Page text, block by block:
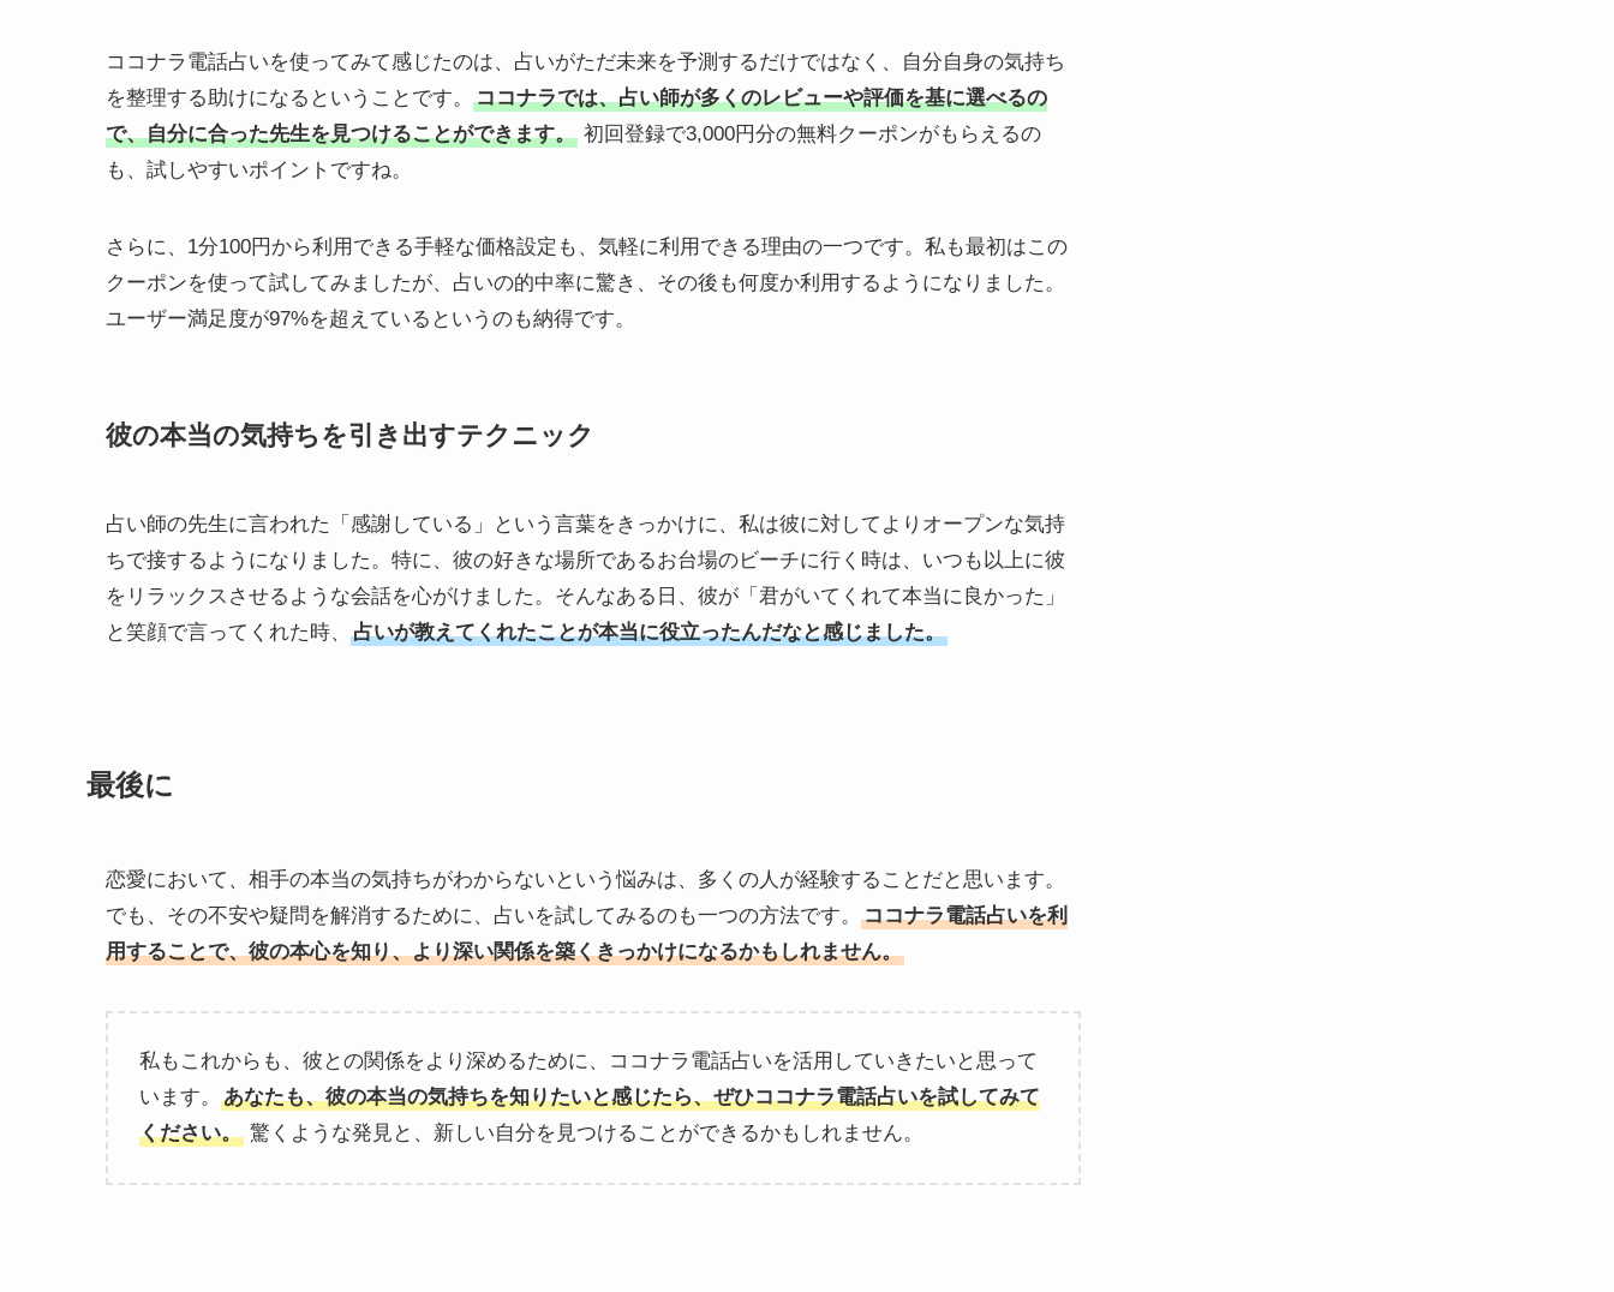
ココナラ電話占いを使ってみて感じたのは、占いがただ未来を予測するだけではなく、自分自身の気持ち
を整理する助けになるということです。
ココナラでは、占い師が多くのレビューや評価を基に選べるの
で、自分に合った先生を見つけることができます。 初回登録で3,000円分の無料クーポンがもらえるの
も、試しやすいポイントですね。
さらに、1分100円から利用できる手軽な価格設定も、気軽に利用できる理由の一つです。私も最初はこの
クーポンを使って試してみましたが、占いの的中率に驚き、その後も何度か利用するようになりました。
ユーザー満足度が97%を超えているというのも納得です。
彼の本当の気持ちを引き出すテクニック
占い師の先生に言われた「感謝している」という言葉をきっかけに、私は彼に対してよりオープンな気持
ちで接するようになりました。特に、彼の好きな場所であるお台場のビーチに行く時は、いつも以上に彼
をリラックスさせるような会話を心がけました。そんなある日、彼が「君がいてくれて本当に良かった」
と笑顔で言ってくれた時、
占いが教えてくれたことが本当に役立ったんだなと感じました。
最後に
恋愛において、相手の本当の気持ちがわからないという悩みは、多くの人が経験することだと思います。
でも、その不安や疑問を解消するために、占いを試してみるのも一つの方法です。
ココナラ電話占いを利
用することで、彼の本心を知り、より深い関係を築くきっかけになるかもしれません。
私もこれからも、彼との関係をより深めるために、ココナラ電話占いを活用していきたいと思って
います。
あなたも、彼の本当の気持ちを知りたいと感じたら、ぜひココナラ電話占いを試してみて
ください。驚くような発見と、新しい自分を見つけることができるかもしれません。